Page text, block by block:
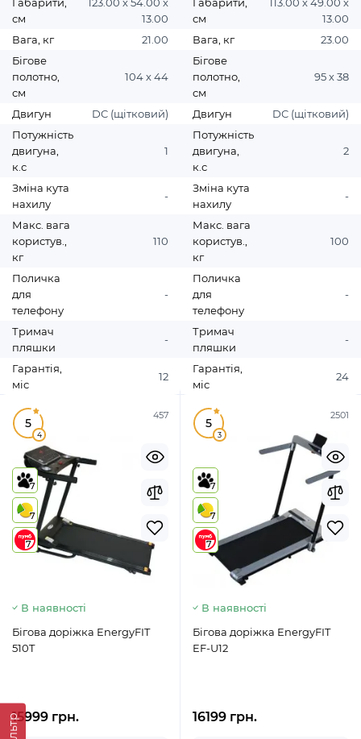
см
13.00
Вага, кг
21.00
Бігове
полотно,
см
104 х 44
Двигун
DC (щітковий)
Потужність
двигуна,
к.с
1
Зміна кута
нахилу
-
Макс. вага
користув.,
кг
110
Поличка
для
телефону
-
Тримач
пляшки
-
Гарантія,
міс
12
см
13.00
Вага, кг
23.00
Бігове
полотно,
см
95 х 38
Двигун
DC (щітковий)
Потужність
двигуна,
к.с
2
Зміна кута
нахилу
-
Макс. вага
користув.,
кг
100
Поличка
для
телефону
-
Тримач
пляшки
-
Гарантія,
міс
24
457
5
4
7
7
7
В наявності
Бігова доріжка EnergyFIT
510T
15999 грн.
2501
5
3
7
7
7
В наявності
Бігова доріжка EnergyFIT
EF-U12
16199 грн.